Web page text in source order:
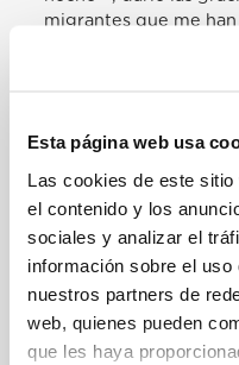
Esta página web usa
Las cookies de este
el contenido y los
sociales y analizar el
información sobre el
nuestros partners de
web, quienes pueden
que les haya